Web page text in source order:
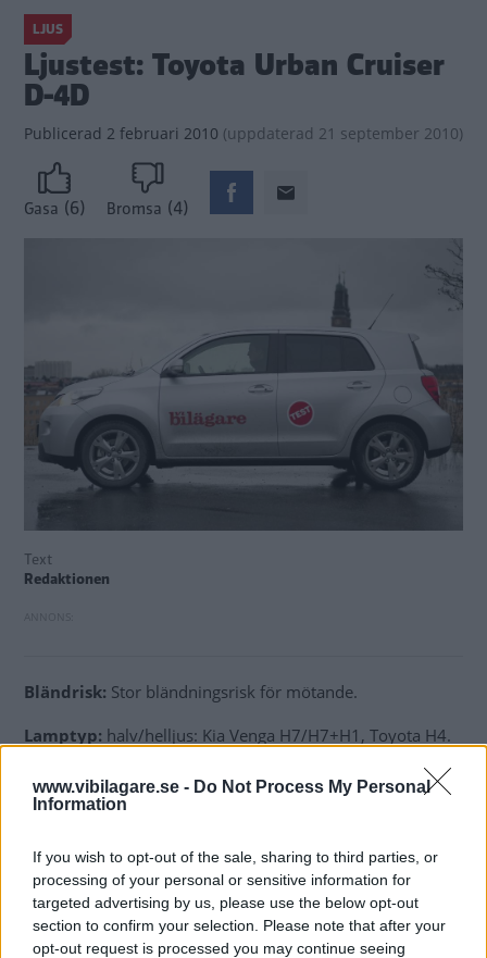
www.vibilagare.se - Do Not Process My Personal
Information
If you wish to opt-out of the sale, sharing to third parties, or
processing of your personal or sensitive information for
targeted advertising by us, please use the below opt-out
section to confirm your selection. Please note that after your
opt-out request is processed you may continue seeing
LJUS
Ljustest: Toyota Urban Cruiser
D-4D
Publicerad 2 februari 2010 (uppdaterad 21 september 2010)
Gasa (6) Bromsa (4)
Text
Redaktionen
Bländrisk: Stor bländningsrisk för mötande.
Lamptyp: halv/helljus: Kia Venga H7/H7+H1, Toyota H4.
Glödlampsbyte: Kia: Glödlampsbyte är mycket enkelt.
Man kommer åt alla fyra lampor genom att lossa
Det är ganska trångt kring strålkastaren. Men det går att
klara byte av H4-lampan. Kontaktstycket och
gummiskyddet fäst vid lampans nedre del sitter mycket
hårt.